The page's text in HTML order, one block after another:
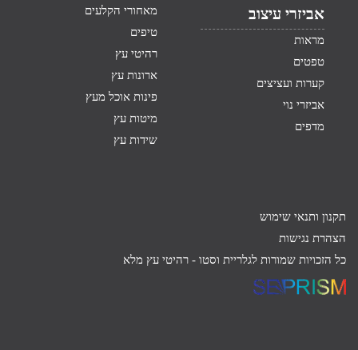
אביזרי עיצוב
מראות
טפטים
קערות ועציצים
אביזרי נוי
מדפים
מאחורי הקלעים
טיפים
רהיטי עץ
ארונות עץ
פינות אוכל מעץ
מיטות עץ
שידות עץ
תקנון ותנאי שימוש
הצהרת נגישות
כל הזכויות שמורות לגלריית וסטו - רהיטי עץ מלא